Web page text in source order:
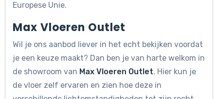
Europese Unie.
Max Vloeren Outlet
Wil je ons aanbod liever in het echt bekijken voordat
je een keuze maakt? Dan ben je van harte welkom in
de showroom van Max Vloeren Outlet. Hier kun je
de vloer zelf ervaren en zien hoe deze in